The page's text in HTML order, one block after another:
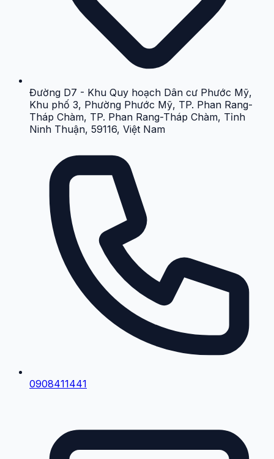
Đường D7 - Khu Quy hoạch Dân cư Phước Mỹ,
Khu phố 3, Phường Phước Mỹ, TP. Phan Rang-
Tháp Chàm, TP. Phan Rang-Tháp Chàm, Tỉnh
Ninh Thuận, 59116, Việt Nam
0908411441